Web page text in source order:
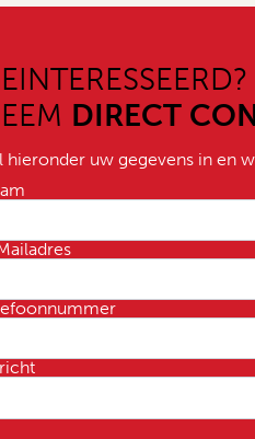
DIRECT
hieronder uw gegevens in en